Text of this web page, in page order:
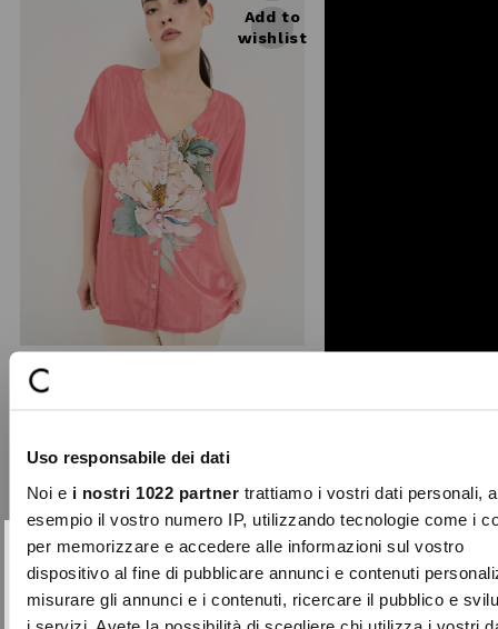
Uso responsabile dei dati
Noi e i nostri 1022 partnertrattiamo i vostri dati personali,
esempio il vostro numero IP, utilizzando tecnologie come i
per memorizzare e accedere alle informazioni sul vostro
dispositivo al fine di pubblicare annunci e contenuti
misurare gli annunci e i contenuti, ricercare il pubblico e
i servizi. Avete la possibilità di scegliere chi utilizza i vostri
Add to
wishlist
with a dramatic multicolour maxi
floral print that ado ...
reduced
from
€89.00 to €44.50
-70%
Close
SUBSCRIBE TO OUR
NEWSLETTER